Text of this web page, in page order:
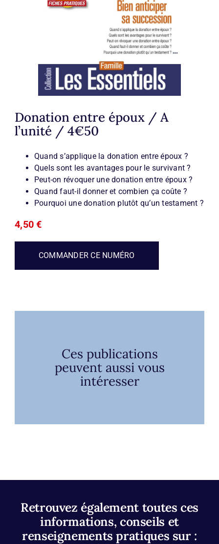
Donation entre époux / A
l’unité / 4€50
Quand s’applique la donation entre époux ?
Quels sont les avantages pour le survivant ?
Peut-on révoquer une donation entre époux ?
Quand faut-il donner et combien ça coûte ?
Pourquoi une donation plutôt qu’un testament ?
4,50€
COMMANDER CE NUMÉRO
Ces publications
peuvent aussi vous
intéresser
Retrouvez également toutes ces
informations, conseils et
renseignements pratiques sur :